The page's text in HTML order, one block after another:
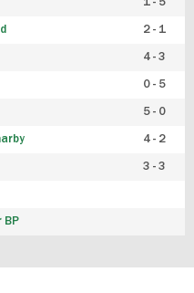
2 - 1
4 - 3
0 - 5
5 - 0
4 - 2
3 - 3
BP